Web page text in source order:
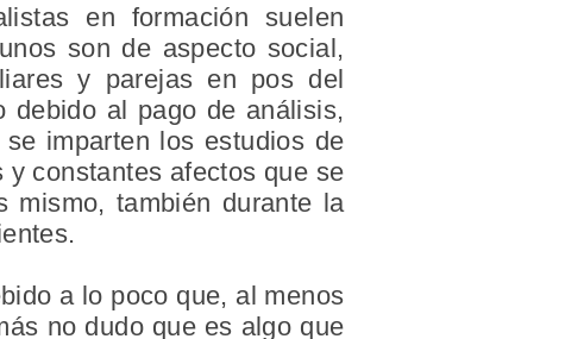
en formación suelen
son de aspecto social,
y parejas en pos del
debido al pago de análisis,
imparten los estudios de
constantes afectos que se
mismo, también durante la
a lo poco que, al menos
no dudo que es algo que